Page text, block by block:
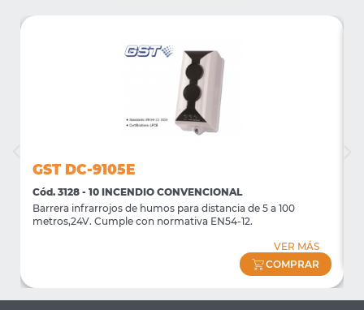
GST DC-9105E
Cód. 3128 - 10 INCENDIO CONVENCIONAL
Barrera infrarrojos de humos para distancia de 5 a 100
metros,24V. Cumple con normativa EN54-12.
VER MÁS
COMPRAR